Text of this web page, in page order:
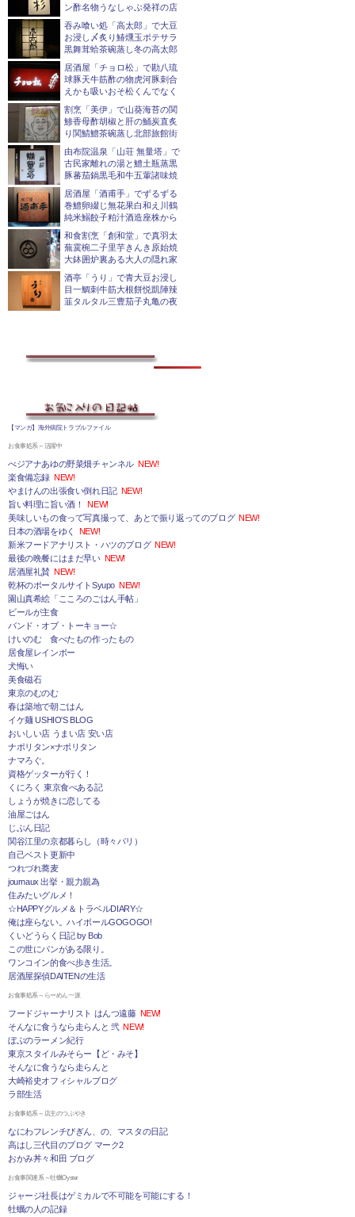
ン酢名物うなしゃぶ発祥の店
吞み喰い処「高太郎」で大豆
お浸し〆炙り鰆燻玉ポテサラ
黒舞茸蛤茶碗蒸し冬の高太郎
居酒屋「チョロ松」で勘八琉
球豚天牛筋酢の物虎河豚刺合
えかも吸いおそ松くんでなく
割烹「美伊」で山葵海苔の関
鯵香母酢胡椒と肝の鯒炭直炙
り関鯖鱧茶碗蒸し北部旅館街
由布院温泉「山荘 無量塔」で
古民家離れの湯と鱧土瓶蒸黒
豚蕃茄鍋黒毛和牛五葷諸味焼
居酒屋「酒甫手」でずるずる
巻鱧卵綴じ無花果白和え川鶴
純米鰯餃子粕汁酒造座株から
和食割烹「創和堂」で真羽太
蕪霙椀二子里芋きんき原始焼
大鉢囲炉裏ある大人の隠れ家
酒亭「うり」で青大豆お浸し
目一鯛刺牛筋大根餅悦凱陣辣
韮タルタル三豊茄子丸亀の夜
【マンガ】海外病院トラブルファイル
お食事処系～活躍中
べジアナあゆの野菜畑チャンネル NEW!
楽食備忘録 NEW!
やまけんの出張食い倒れ日記 NEW!
旨い料理に旨い酒！
NEW!
美味しいもの食って写真撮って、あとで振り返ってのブログ NEW!
日本の酒場をゆく
NEW!
新米フードアナリスト・ハツのブログ NEW!
最後の晩餐にはまだ早い NEW!
居酒屋礼賛 NEW!
乾杯のポータルサイトSyupo NEW!
園山真希絵「こころのごはん手帖」
ビールが主食
バンド・オブ・トーキョー☆
けいのむ 食べたもの作ったもの
居食屋レインボー
犬悔い
美食磁石
東京のむのむ
春は築地で朝ごはん
イケ麺 USHIO'S BLOG
おいしい店 うまい店 安い店
ナポリタン×ナポリタン
ナマろぐ。
資格ゲッターが行く！
くにろく 東京食べある記
しょうが焼きに恋してる
油屋ごはん
じぶん日記
関谷江里の京都暮らし（時々パリ）
自己ベスト更新中
つれづれ蕎麦
journaux 出挙・親力親為
住みたいグルメ！
☆HAPPYグルメ＆トラベルDIARY☆
俺は座らない。ハイボールGOGOGO!
くいどうらく日記 by Bob
この世にパンがある限り。
ワンコイン的食べ歩き生活。
居酒屋探偵DAITENの生活
お食事処系～らーめん一派
フードジャーナリスト はんつ遠藤 NEW!
そんなに食うなら走らんと 弐 NEW!
ぼぶのラーメン紀行
東京スタイルみそらー【ど・みそ】
そんなに食うなら走らんと
大崎裕史オフィシャルブログ
ラ部生活
お食事処系～店主のつぶやき
なにわフレンチびぎん、の、マスタの日記
高はし三代目のブログ マーク2
おかみ丼々和田 ブログ
お食事関連系～牡蠣Oyster
ジャージ社長はゲミカルで不可能を可能にする！
牡蠣の人の記録